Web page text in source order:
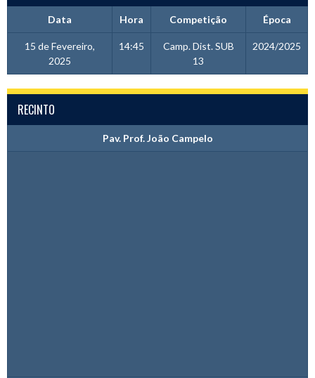
Data Hora Competição Época
15 de Fevereiro,
2025
14:45
Camp. Dist. SUB
13
2024/2025
RECINTO
Pav. Prof. João Campelo